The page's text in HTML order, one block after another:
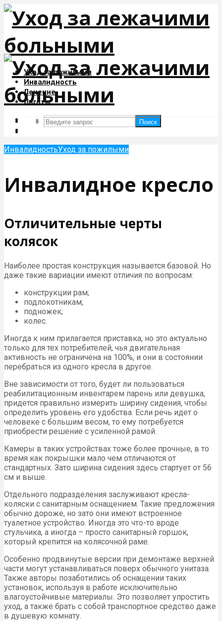
Уход за пожилыми
Инвалидность
Лечение
Льготы
Поиск
Поиск
ИнвалидностьУход за пожилыми
Инвалидное кресло
Отличительные черты
колясок
Наиболее простая конструкция называется базовой. Но
даже такие вариации имеют отличия по вопросам:
конструкции рам;
подлокотникам;
подножек;
колес.
Иногда к ним прилагается приставка, но это актуально
только для тех потребителей, чья двигательная
активность не ограничена на 100%, и они в состоянии
перебраться из одного кресла в другое.
Вне зависимости от того, будет ли пользоваться
реабилитационным инвентарем парень или девушка,
придется правильно измерить ширину сидения, чтобы
определить уровень его удобства. Если речь идет о
человеке с большим весом, то ему потребуется
приобрести решение с усиленной рамой.
Камеры в таких устройствах тоже более прочные, в то
время как покрышки мало чем отличаются от
стандартных. Зато ширина сидения здесь стартует от 56
см и выше.
Отдельного подразделения заслуживают кресла-
коляски с санитарным оснащением. Такие предложения
обычно дороже, но зато они имеют встроенное
туалетное устройство. Иногда это что-то вроде
стульчика, а иногда – просто санитарный горшок,
который крепится на колясочной раме.
Особенно продвинутые версии при демонтаже верхней
части могут устанавливаться поверх обычного унитаза.
Также авторы позаботились об оснащении таких
установок, используя в работе исключительно
влагоустойчивые материалы. Это позволяет упростить
уход, а также брать с собой транспортное средство даже
в душевую комнату.